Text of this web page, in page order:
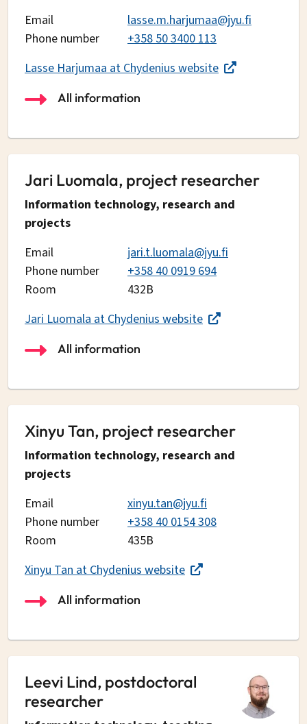
Email
lasse.m.harjumaa@jyu.fi
Phone number
+358 50 3400 113
Lasse Harjumaa at Chydenius website
All information
Jari Luomala, project researcher
Information technology, research and
projects
Email
jari.t.luomala@jyu.fi
Phone number
+358 40 0919 694
Room
432B
Jari Luomala at Chydenius website
All information
Xinyu Tan, project researcher
Information technology, research and
projects
Email
xinyu.tan@jyu.fi
Phone number
+358 40 0154 308
Room
435B
Xinyu Tan at Chydenius website
All information
Leevi Lind, postdoctoral
researcher